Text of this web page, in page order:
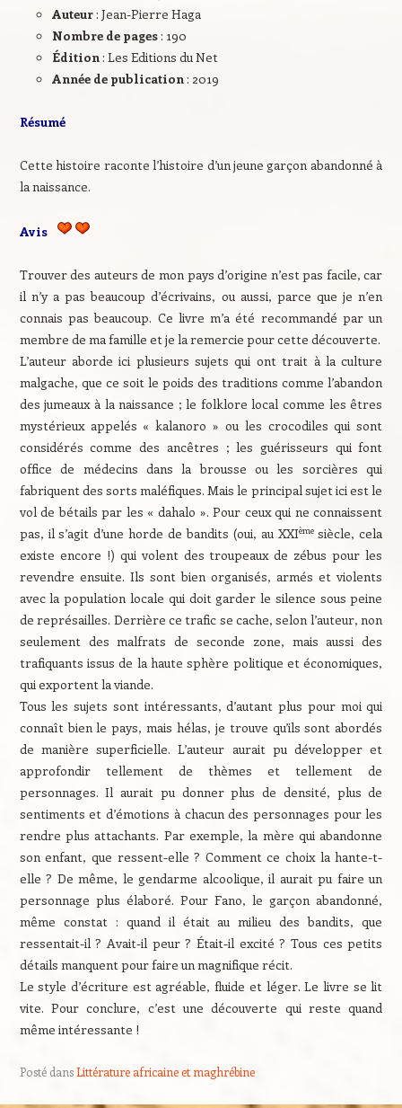
Auteur: Jean-Pierre Haga
Nombre de pages: 190
Édition: Les Editions du Net
Année de publication: 2019
Résumé
Cette histoire raconte l’histoire d’un jeune garçon abandonné à
la naissance.
Avis
Trouver des auteurs de mon pays d’origine n’est pas facile, car
il n’y a pas beaucoup d’écrivains, ou aussi, parce que je n’en
connais pas beaucoup. Ce livre m’a été recommandé par un
membre de ma famille et je la remercie pour cette découverte.
L’auteur aborde ici plusieurs sujets qui ont trait à la culture
malgache, que ce soit le poids des traditions comme l’abandon
des jumeaux à la naissance ; le folklore local comme les êtres
mystérieux appelés « kalanoro » ou les crocodiles qui sont
considérés comme des ancêtres ; les guérisseurs qui font
office de médecins dans la brousse ou les sorcières qui
fabriquent des sorts maléfiques. Mais le principal sujet ici est le
vol de bétails par les « dahalo ». Pour ceux qui ne connaissent
pas, il s’agit d’une horde de bandits (oui, au XXIèmesiècle, cela
existe encore !) qui volent des troupeaux de zébus pour les
revendre ensuite. Ils sont bien organisés, armés et violents
avec la population locale qui doit garder le silence sous peine
de représailles. Derrière ce trafic se cache, selon l’auteur, non
seulement des malfrats de seconde zone, mais aussi des
trafiquants issus de la haute sphère politique et économiques,
qui exportent la viande.
Tous les sujets sont intéressants, d’autant plus pour moi qui
connaît bien le pays, mais hélas, je trouve qu’ils sont abordés
de manière superficielle. L’auteur aurait pu développer et
approfondir tellement de thèmes et tellement de
personnages. Il aurait pu donner plus de densité, plus de
sentiments et d’émotions à chacun des personnages pour les
rendre plus attachants. Par exemple, la mère qui abandonne
son enfant, que ressent-elle ? Comment ce choix la hante-t-
elle ? De même, le gendarme alcoolique, il aurait pu faire un
personnage plus élaboré. Pour Fano, le garçon abandonné,
même constat : quand il était au milieu des bandits, que
ressentait-il ? Avait-il peur ? Était-il excité ? Tous ces petits
détails manquent pour faire un magnifique récit.
Le style d’écriture est agréable, fluide et léger. Le livre se lit
vite. Pour conclure, c’est une découverte qui reste quand
même intéressante !
Posté dansLittérature africaine et maghrébine